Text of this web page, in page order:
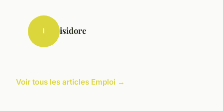
I isidore
Voir tous les articles Emploi →